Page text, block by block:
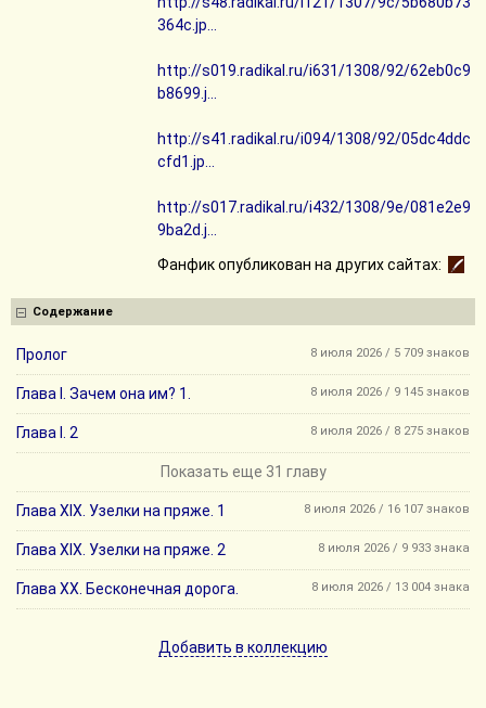
364c.jp...
http://s019.radikal.ru/i631/1308/92/62eb0c9
b8699.j...
http://s41.radikal.ru/i094/1308/92/05dc4ddc
cfd1.jp...
http://s017.radikal.ru/i432/1308/9e/081e2e9
9ba2d.j...
Фанфик опубликован на других сайтах:
Содержание
Пролог 8 июля 2026 / 5 709 знаков
Глава I. Зачем она им? 1. 8 июля 2026 / 9 145 знаков
Глава I. 2 8 июля 2026 / 8 275 знаков
Показать еще 31 главу
Глава XIX. Узелки на пряже. 1 8 июля 2026 / 16 107 знаков
Глава XIX. Узелки на пряже. 2 8 июля 2026 / 9 933 знака
Глава ХХ. Бесконечная дорога. 8 июля 2026 / 13 004 знака
Добавить в коллекцию